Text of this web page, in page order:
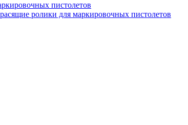
пистолетов
ролики для маркировочных пистолетов